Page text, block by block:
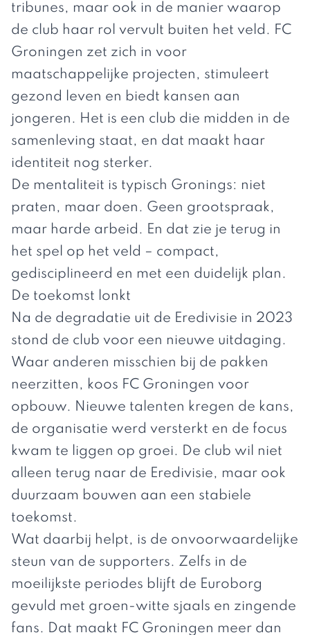
tribunes, maar ook in de manier waarop
de club haar rol vervult buiten het veld. FC
Groningen zet zich in voor
maatschappelijke projecten, stimuleert
gezond leven en biedt kansen aan
jongeren. Het is een club die midden in de
samenleving staat, en dat maakt haar
identiteit nog sterker.
De mentaliteit is typisch Gronings: niet
praten, maar doen. Geen grootspraak,
maar harde arbeid. En dat zie je terug in
het spel op het veld – compact,
gedisciplineerd en met een duidelijk plan.
De toekomst lonkt
Na de degradatie uit de Eredivisie in 2023
stond de club voor een nieuwe uitdaging.
Waar anderen misschien bij de pakken
neerzitten, koos FC Groningen voor
opbouw. Nieuwe talenten kregen de kans,
de organisatie werd versterkt en de focus
kwam te liggen op groei. De club wil niet
alleen terug naar de Eredivisie, maar ook
duurzaam bouwen aan een stabiele
toekomst.
Wat daarbij helpt, is de onvoorwaardelijke
steun van de supporters. Zelfs in de
moeilijkste periodes blijft de Euroborg
gevuld met groen-witte sjaals en zingende
fans. Dat maakt FC Groningen meer dan